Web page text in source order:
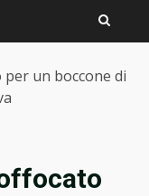
un boccone di